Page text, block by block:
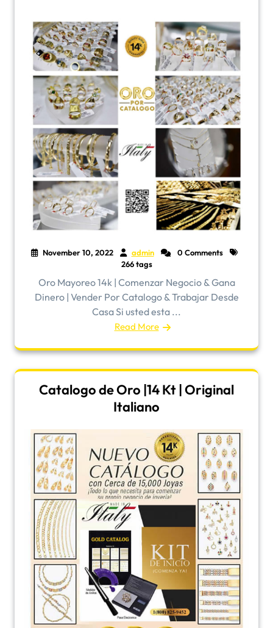
November 10, 2022 admin
0 Comments
266 tags
Oro Mayoreo 14k | Comenzar Negocio & Gana
Dinero | Vender Por Catalogo & Trabajar Desde
Casa Si usted esta ...
Read More
Catalogo de Oro |14 Kt | Original
Italiano